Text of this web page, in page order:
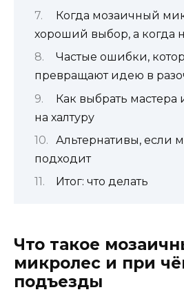
Когда мозаичный
хороший выбор, а когда
Частые ошибки,
превращают идею в
Как выбрать мастера
на халтуру
Альтернативы, если
подходит
Итог: что делать
Что такое
микролес и при
подъезды